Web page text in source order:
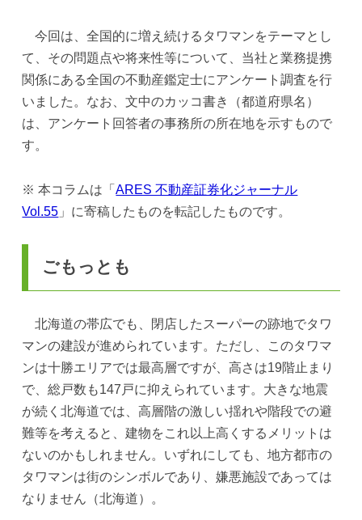
今回は、全国的に増え続けるタワマンをテーマとし
て、その問題点や将来性等について、当社と業務提携
関係にある全国の不動産鑑定士にアンケート調査を行
いました。なお、文中のカッコ書き（都道府県名）
は、アンケート回答者の事務所の所在地を示すもので
す。
※ 本コラムは「ARES 不動産証券化ジャーナル
Vol.55 」に寄稿したものを転記したものです。
ごもっとも
北海道の帯広でも、閉店したスーパーの跡地でタワ
マンの建設が進められています。ただし、このタワマ
ンは十勝エリアでは最高層ですが、高さは19階止まり
で、総戸数も147戸に抑えられています。大きな地震
が続く北海道では、高層階の激しい揺れや階段での避
難等を考えると、建物をこれ以上高くするメリットは
ないのかもしれません。いずれにしても、地方都市の
タワマンは街のシンボルであり、嫌悪施設であっては
なりません（北海道）。